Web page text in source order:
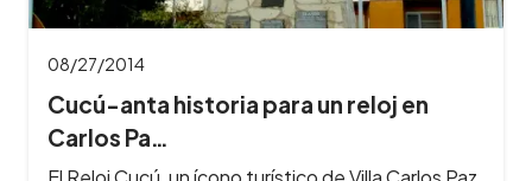
08/27/2014
Cucú-anta historia para un reloj en
Carlos Pa…